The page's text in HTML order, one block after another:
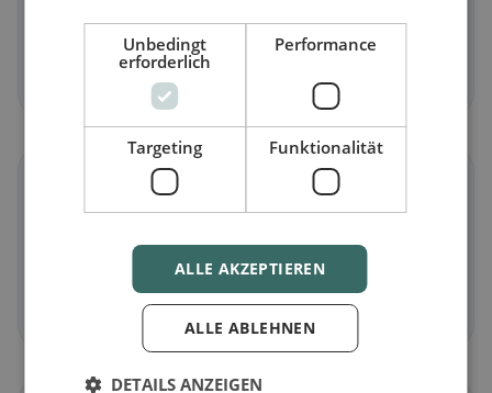
Piatti senza carne e classici vegetariani
Senza glutinein Poggersdorf
Opzioni senza glutine e consigli della community
Unbedingt
erforderlich
Performance
Targeting Funktionalität
ALLE AKZEPTIEREN
ALLE ABLEHNEN
DETAILS ANZEIGEN